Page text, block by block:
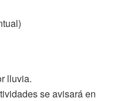
lluvia.
se avisará en